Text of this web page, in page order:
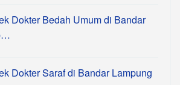
Dokter Bedah Umum di Bandar
Dokter Saraf di Bandar Lampung